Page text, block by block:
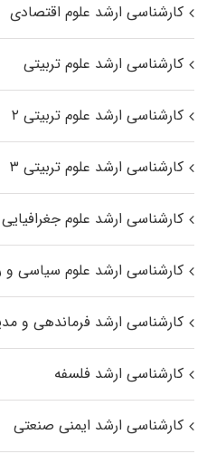
کارشناسی ارشد علوم اقتصادی
کارشناسی ارشد علوم تربیتی
کارشناسی ارشد علوم تربیتی ۲
کارشناسی ارشد علوم تربیتی ۳
کارشناسی ارشد علوم جغرافیایی
کارشناسی ارشد علوم سیاسی و
کارشناسی ارشد فرماندهی و
کارشناسی ارشد فلسفه
کارشناسی ارشد ایمنی صنعتی